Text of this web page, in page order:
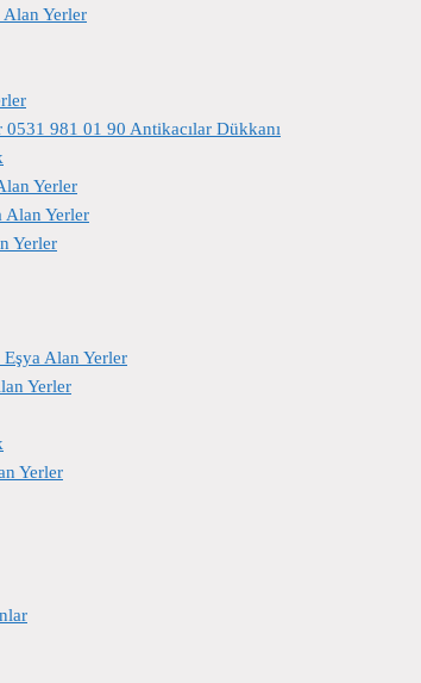
Yerler
981 01 90 Antikacılar Dükkanı
Yerler
Alan Yerler
Yerler
Alan Yerler
Yerler
Yerler